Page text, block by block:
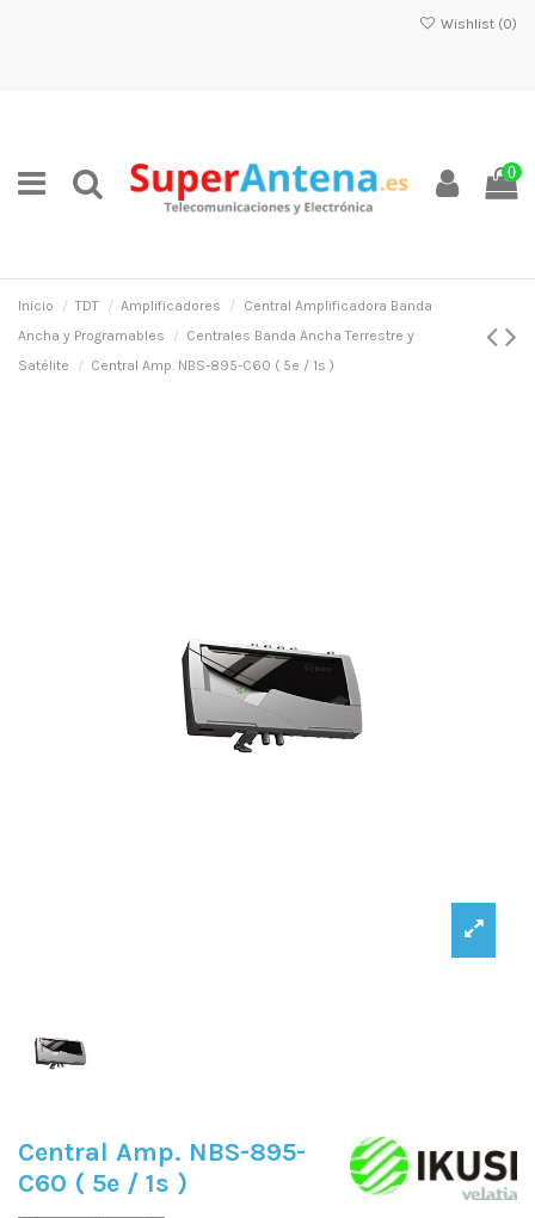
Wishlist (0)
0
Inicio TDT Amplificadores
Central Amplificadora Banda
Ancha y Programables
Centrales Banda Ancha Terrestre y
Satélite
Central Amp. NBS-895-C60 ( 5e / 1s )
Central Amp. NBS-895-
C60 ( 5e / 1s )